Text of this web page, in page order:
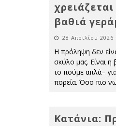
βαθιά
28 Απριλίου 2026
Η πρόληψη δεν
σκύλο μας. Είναι η
το πούμε απλά–
πορεία. Όσο πιο
Κατάνια: